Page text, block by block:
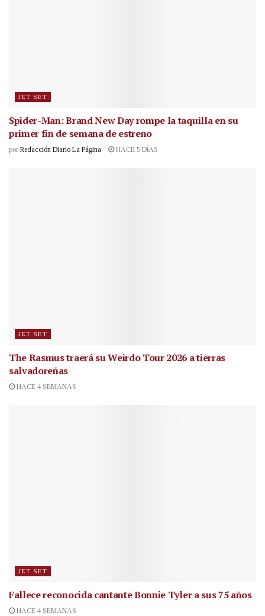
JET SET
Spider-Man: Brand New Day rompe la taquilla en su
primer fin de semana de estreno
por Redacción Diario La Página HACE 5 DÍAS
JET SET
The Rasmus traerá su Weirdo Tour 2026 a tierras
salvadoreñas
HACE 4 SEMANAS
JET SET
Fallece reconocida cantanteBonnie Tyler a sus 75 años
HACE 4 SEMANAS